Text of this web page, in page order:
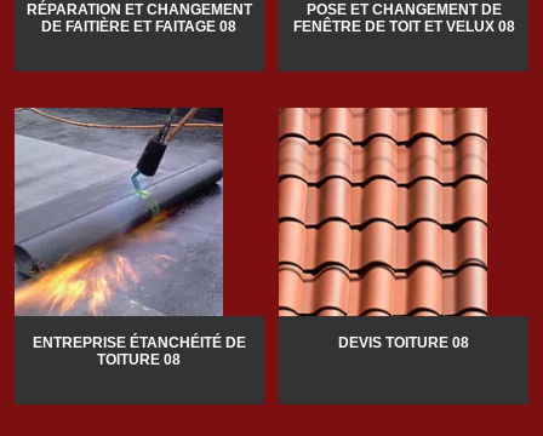
RÉPARATION ET CHANGEMENT
DE FAITIÈRE ET FAITAGE 08
POSE ET CHANGEMENT DE
FENÊTRE DE TOIT ET VELUX 08
ENTREPRISE ÉTANCHÉITÉ DE
TOITURE 08
DEVIS TOITURE 08